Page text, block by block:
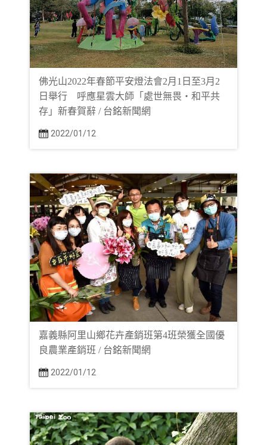
佛光山2022年春節平安燈法會2月1日至3月2
日舉行 呼應星雲大師「處世無畏‧和平共
存」新春賀辭 / 台銘新聞網
2022/01/12
嘉義縣阿里山鄉花卉產銷班第4班榮獲全國優
良農業產銷班 / 台銘新聞網
2022/01/12